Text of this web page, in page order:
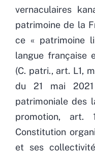
vernaculaires
patrimoine de la
ce « patrimoine
langue française
(C. patri., art. L1,
du 21 mai
patrimoniale des
promotion, art. 1
Constitution
et ses